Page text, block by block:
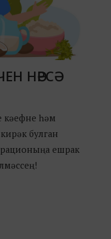
НӘРСӘ
кәефне һәм
булган
ешрак